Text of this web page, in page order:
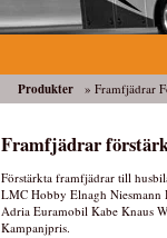
Produkter » Framfjädrar
Framfjädrar
Förstärkta framfjädrar till
LMC Hobby Elnagh Niesmann
Adria Euramobil Kabe Knaus
Kampanjpris.